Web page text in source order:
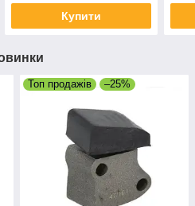
Купити
Топ продажів –25%